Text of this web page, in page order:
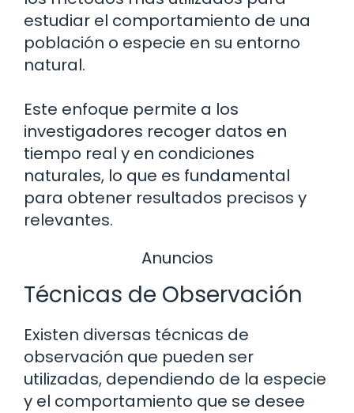
estudiar el comportamiento de una
población o especie en su entorno
natural.
Este enfoque permite a los
investigadores recoger datos en
tiempo real y en condiciones
naturales, lo que es fundamental
para obtener resultados precisos y
relevantes.
Anuncios
Técnicas de Observación
Existen diversas técnicas de
observación que pueden ser
utilizadas, dependiendo de la especie
y el comportamiento que se desee